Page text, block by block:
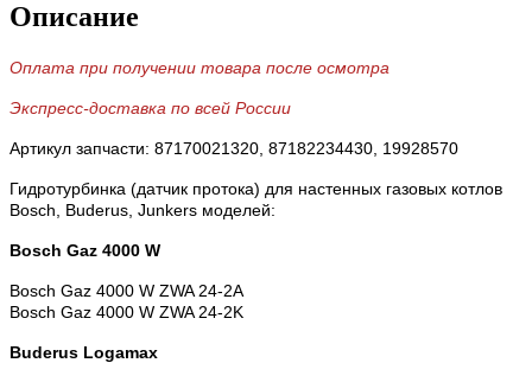
Описание
Оплата при получении товара после осмотра
Экспресс-доставка по всей России
Артикул запчасти: 87170021320, 87182234430, 19928570
Гидротурбинка (датчик протока) для настенных газовых котлов
Bosch, Buderus, Junkers моделей:
Bosch Gaz 4000 W
Bosch Gaz 4000 W ZWA 24-2A
Bosch Gaz 4000 W ZWA 24-2K
Buderus Logamax